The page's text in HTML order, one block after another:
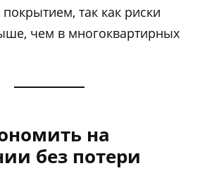
так как риски
чем в многоквартирных
на
без потери